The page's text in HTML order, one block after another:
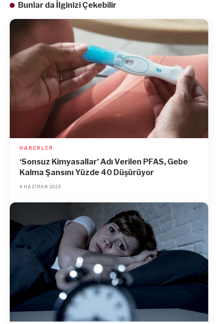
Bunlar da İlginizi Çekebilir
HABERLER
‘Sonsuz Kimyasallar’ Adı Verilen PFAS, Gebe
Kalma Şansını Yüzde 40 Düşürüyor
4 HAZIRAN 2023